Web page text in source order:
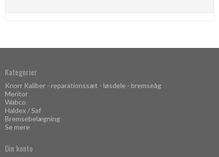
Kategorier
Knorr Kaliber - reparationssæt - løsdele - bremseåg
Meritor
Wabco
Haldex / Saf
Bremsebelægning
Se mere
Din konto